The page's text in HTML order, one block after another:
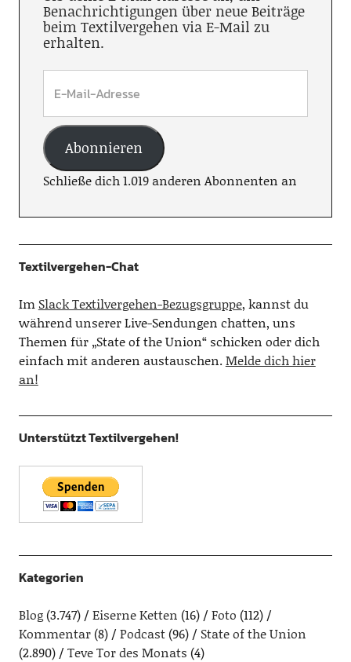
Benachrichtigungen über neue Beiträge
beim Textilvergehen via E-Mail zu
erhalten.
Abonnieren
Schließe dich 1.019 anderen Abonnenten an
Textilvergehen-Chat
Im Slack Textilvergehen-Bezugsgruppe, kannst du
während unserer Live-Sendungen chatten, uns
Themen für „State of the Union“ schicken oder dich
einfach mit anderen austauschen.Melde dich hier
an!
Unterstützt Textilvergehen!
Kategorien
Blog(3.747) Eiserne Ketten (16) Foto (112)
Kommentar(8) Podcast(96)
State of the Union
(2.890)
Teve Tor des Monats (4)